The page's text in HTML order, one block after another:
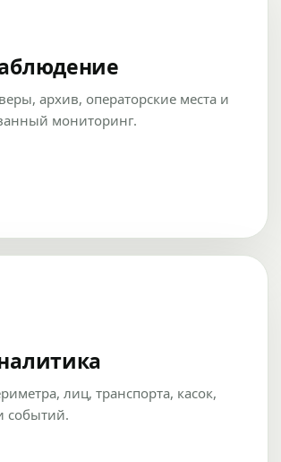
архив, операторские места и
мониторинг.
лиц, транспорта, касок,
событий.